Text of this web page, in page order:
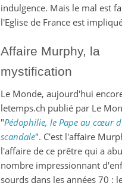
indulgence. Mais le mal est
l'Eglise de France est
Affaire Murphy, la
mystification
Le Monde, aujourd'hui
letemps.ch publié par Le
"Pédophilie, le Pape au cœur
scandale". C'est l'affaire
l'affaire de ce prêtre qui a
nombre impressionnant
sourds dans les années 70 :